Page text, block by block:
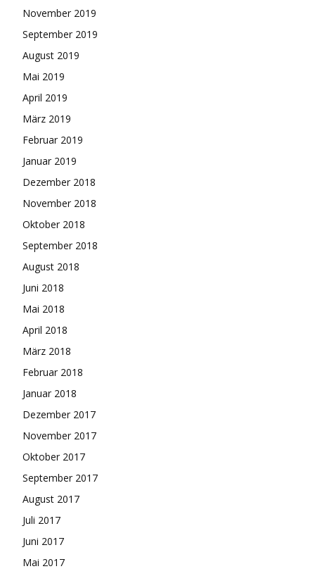
November 2019
September 2019
August 2019
Mai 2019
April 2019
März 2019
Februar 2019
Januar 2019
Dezember 2018
November 2018
Oktober 2018
September 2018
August 2018
Juni 2018
Mai 2018
April 2018
März 2018
Februar 2018
Januar 2018
Dezember 2017
November 2017
Oktober 2017
September 2017
August 2017
Juli 2017
Juni 2017
Mai 2017